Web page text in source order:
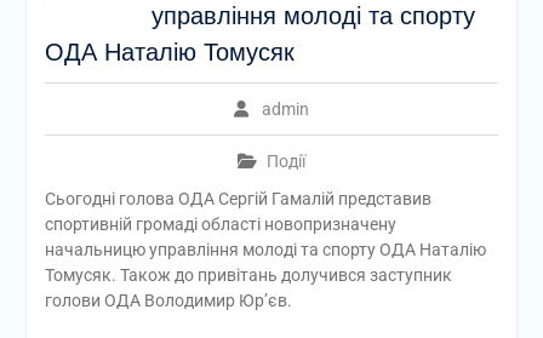
управління молоді та спорту
ОДА Наталію Томусяк
admin
Події
Сьогодні голова ОДА Сергій Гамалій представив
спортивній громаді області новопризначену
начальницю управління молоді та спорту ОДА Наталію
Томусяк. Також до привітань долучився заступник
голови ОДА Володимир Юр’єв.